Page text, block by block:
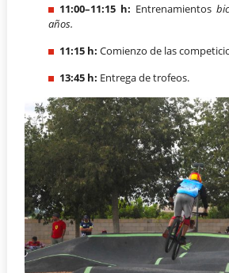
11:00–11:15 h: Entrenamientos
años.
11:15 h: Comienzo de las
13:45 h: Entrega de trofeos.